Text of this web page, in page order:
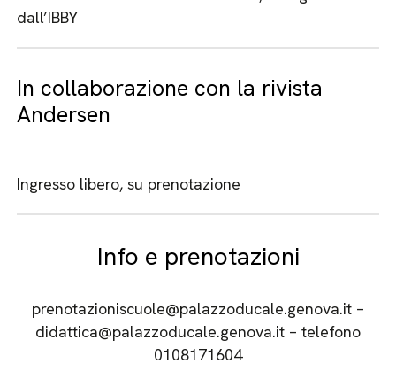
dall’IBBY
In collaborazione con la rivista
Andersen
Ingresso libero, su prenotazione
Info e prenotazioni
prenotazioniscuole@palazzoducale.genova.it –
didattica@palazzoducale.genova.it – telefono
0108171604